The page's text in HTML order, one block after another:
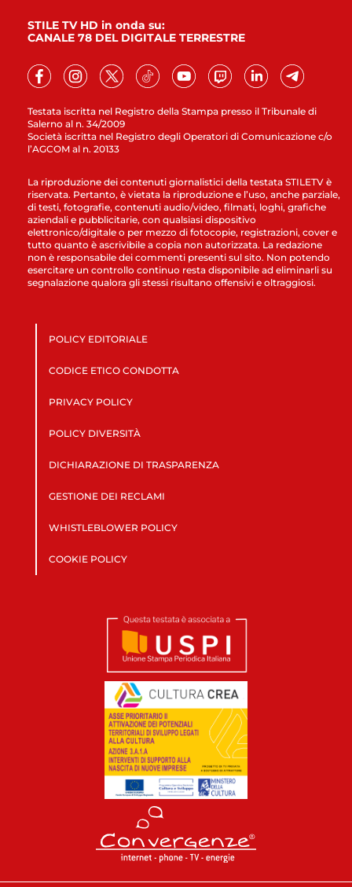
Testata iscritta nel Registro della Stampa presso il Tribunale di
Salerno al n. 34/2009
Società iscritta nel Registro degli Operatori di Comunicazione c/o
l’AGCOM al n. 20133
STILE TV HD in onda su:
CANALE 78 DEL DIGITALE TERRESTRE
La riproduzione dei contenuti giornalistici della testata STILETV è
riservata. Pertanto, è vietata la riproduzione e l’uso, anche parziale,
di testi, fotografie, contenuti audio/video, filmati, loghi, grafiche
aziendali e pubblicitarie, con qualsiasi dispositivo
elettronico/digitale o per mezzo di fotocopie, registrazioni, cover e
tutto quanto è ascrivibile a copia non autorizzata. La redazione
non è responsabile dei commenti presenti sul sito. Non potendo
esercitare un controllo continuo resta disponibile ad eliminarli su
segnalazione qualora gli stessi risultano offensivi e oltraggiosi.
POLICY EDITORIALE
CODICE ETICO CONDOTTA
PRIVACY POLICY
POLICY DIVERSITÀ
DICHIARAZIONE DI TRASPARENZA
GESTIONE DEI RECLAMI
WHISTLEBLOWER POLICY
COOKIE POLICY